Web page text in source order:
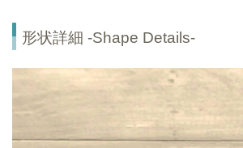
形状詳細 -Shape Details-